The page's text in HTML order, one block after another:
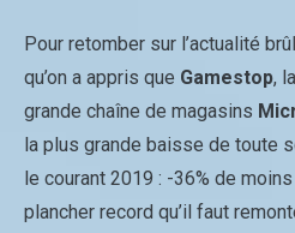
Pour retomber sur l’actualité
qu’on a appris que Gamestop,
grande chaîne de magasins
la plus grande baisse de toute
le courant 2019 : -36% de
plancher record qu’il faut